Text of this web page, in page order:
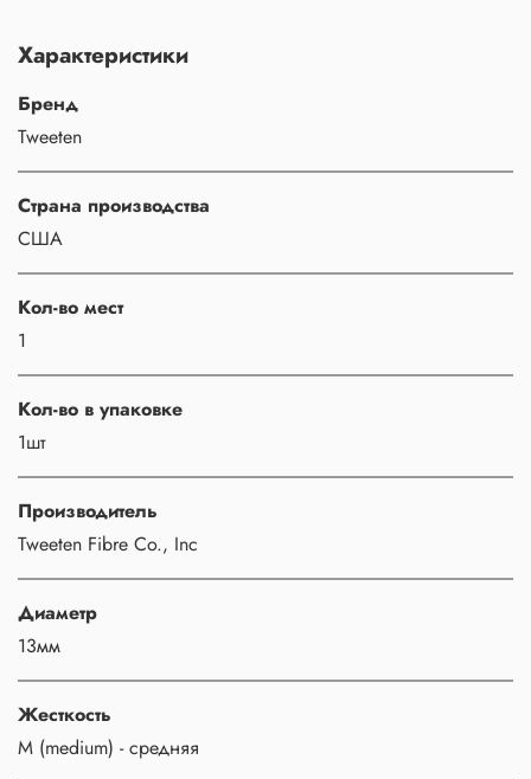
Характеристики
Бренд
Tweeten
Страна производства
США
Кол-во мест
1
Кол-во в упаковке
1шт
Производитель
Tweeten Fibre Co., Inc
Диаметр
13мм
Жесткость
M (medium) - средняя